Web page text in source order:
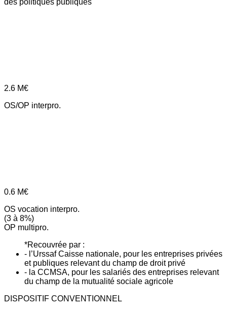
des politiques publiques
2.6 M€
OS/OP interpro.
0.6 M€
OS vocation interpro.
(3 à 8%)
OP multipro.
*Recouvrée par :
- l’Urssaf Caisse nationale, pour les entreprises privées
et publiques relevant du champ de droit privé
- la CCMSA, pour les salariés des entreprises relevant
du champ de la mutualité sociale agricole
DISPOSITIF CONVENTIONNEL